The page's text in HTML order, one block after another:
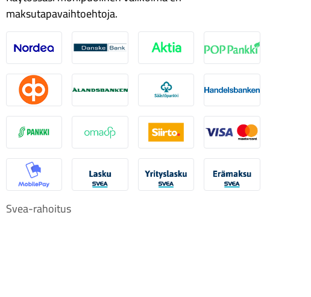
maksutapavaihtoehtoja.
Nordea Danske Aktia Pop-pankki
Osuuspankki Ålandsbanken Säästöpankki Handelsbanken
S-Pankki Omasp Siirto Visa & Mastercard
MobilePay Svea Lasku Svea yrityslaskuSvea erämaksu
Svea-rahoitus